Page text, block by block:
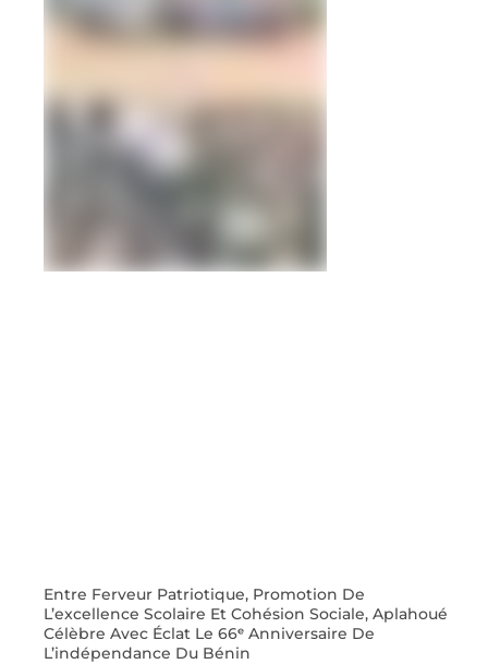
Entre Ferveur Patriotique, Promotion De
L’excellence Scolaire Et Cohésion Sociale, Aplahoué
Célèbre Avec Éclat Le 66ᵉ Anniversaire De
L’indépendance Du Bénin